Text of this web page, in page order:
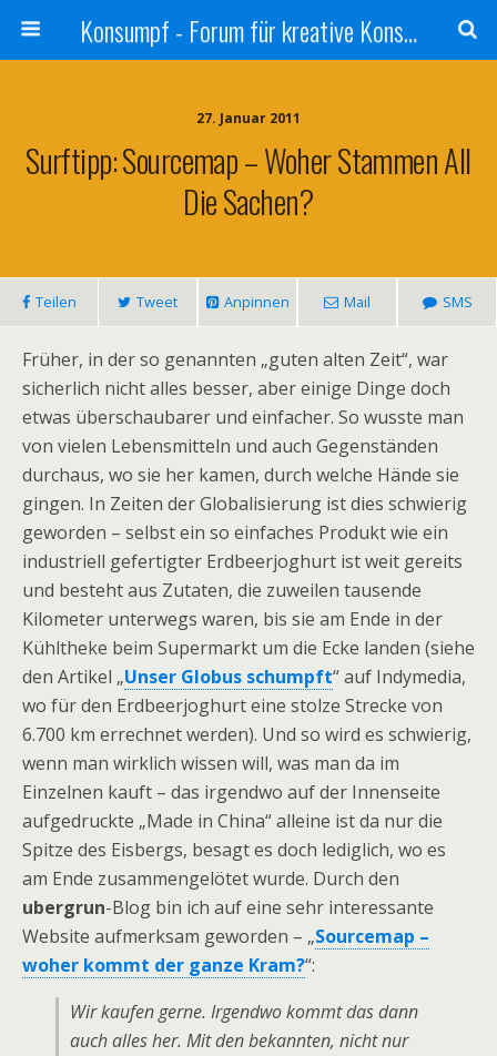
Konsumpf - Forum für kreative Konsumkritik - Culture Jamming, Nachhaltigkeit, Konzernkritik, Adbusting
27. Januar 2011
Surftipp: Sourcemap – Woher Stammen All
Die Sachen?
Teilen Tweet Anpinnen Mail SMS
Früher, in der so genannten „guten alten Zeit“, war
sicherlich nicht alles besser, aber einige Dinge doch
etwas überschaubarer und einfacher. So wusste man
von vielen Lebensmitteln und auch Gegenständen
durchaus, wo sie her kamen, durch welche Hände sie
gingen. In Zeiten der Globalisierung ist dies schwierig
geworden – selbst ein so einfaches Produkt wie ein
industriell gefertigter Erdbeerjoghurt ist weit gereits
und besteht aus Zutaten, die zuweilen tausende
Kilometer unterwegs waren, bis sie am Ende in der
Kühltheke beim Supermarkt um die Ecke landen (siehe
den Artikel „Unser Globus schumpft“ auf Indymedia,
wo für den Erdbeerjoghurt eine stolze Strecke von
6.700 km errechnet werden). Und so wird es schwierig,
wenn man wirklich wissen will, was man da im
Einzelnen kauft – das irgendwo auf der Innenseite
aufgedruckte „Made in China“ alleine ist da nur die
Spitze des Eisbergs, besagt es doch lediglich, wo es
am Ende zusammengelötet wurde. Durch den
ubergrun-Blog bin ich auf eine sehr interessante
Website aufmerksam geworden – „Sourcemap –
woher kommt der ganze Kram?“:
Wir kaufen gerne. Irgendwo kommt das dann
auch alles her. Mit den bekannten, nicht nur